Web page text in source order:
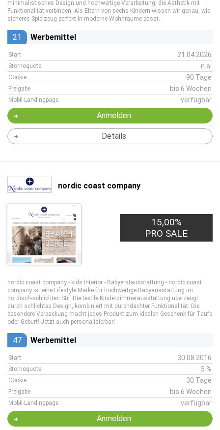
minimalistisches Design und hochwertige Verarbeitung, die Ästhetik mit
Funktionalität verbinden. Als Eltern von sechs Kindern wissen wir genau, wie
sicheres Spielzeug perfekt in moderne Wohnräume passt.
21 Werbemittel
Start 21.04.2026
Stornoquote n.a.
Cookie 90 Tage
Freigabe bis 6 Wochen
Mobil-Landingpage verfügbar
Anmelden
Details
nordic coast company
15,00%
PRO SALE
nordic coast company - kids interior - Babyerstausstattung - nordic coast
company ist eine Lifestyle Marke für hochwertige Babyausstattung im
nordisch-schlichten Stil. Die textile Kinderzimmerausstattung überzeugt
durch schlichtes Design, kombiniert mit durchdachter Funktionalität. Die
besondere Verpackung macht jedes Produkt zum idealen Geschenk für Taufe
oder Geburt! Jetzt auch personalisierbar!
47 Werbemittel
Start 30.08.2016
Stornoquote 5 %
Cookie 30 Tage
Freigabe bis 6 Wochen
Mobil-Landingpage verfügbar
Anmelden